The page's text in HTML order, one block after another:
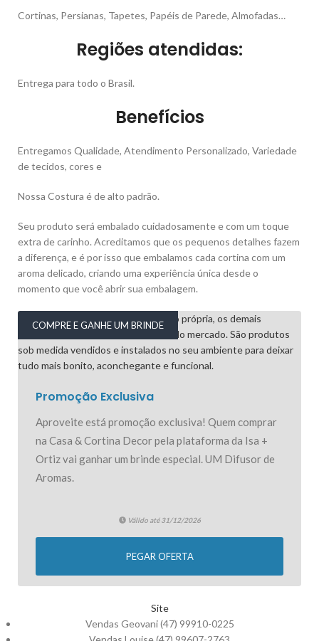
Cortinas, Persianas, Tapetes, Papéis de Parede, Almofadas…
Regiões atendidas:
Entrega para todo o Brasil.
Benefícios
Entregamos Qualidade, Atendimento Personalizado, Variedade
de tecidos, cores e
Nossa Costura é de alto padrão.
Seu produto será embalado cuidadosamente e com um toque
extra de carinho. Acreditamos que os pequenos detalhes fazem
a diferença, e é por isso que embalamos cada cortina com um
aroma delicado, criando uma experiência única desde o
momento que você abrir sua embalagem.
COMPRE E GANHE UM BRINDE
Promoção Exclusiva
Aproveite está promoção exclusiva! Quem comprar
na Casa & Cortina Decor pela plataforma da Isa +
Ortiz vai ganhar um brinde especial. UM Difusor de
Aromas.
Válido até 31/12/2026
PEGAR OFERTA
Site
Vendas Geovani (47) 99910-0225